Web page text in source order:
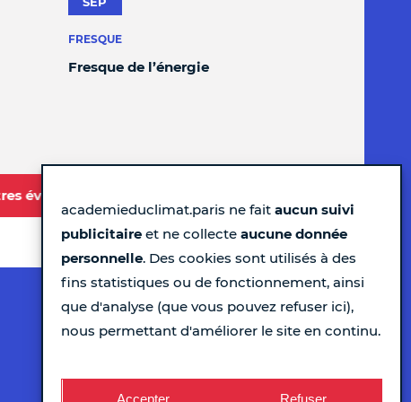
academieduclimat.paris ne fait aucun suivi
publicitaire et ne collecte aucune donnée
personnelle. Des cookies sont utilisés à des
fins statistiques ou de fonctionnement, ainsi
que d'analyse (que vous pouvez refuser ici),
nous permettant d'améliorer le site en continu.
Accepter Refuser
FRESQUE
Fresque de l’énergie
événements à l'Académie
Pour ne rien rater chaque semaine...